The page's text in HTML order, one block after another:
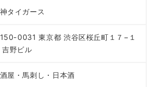
タイガース
0031 東京都 渋谷区桜丘町１７−１
吉野ビル
屋・馬刺し・日本酒